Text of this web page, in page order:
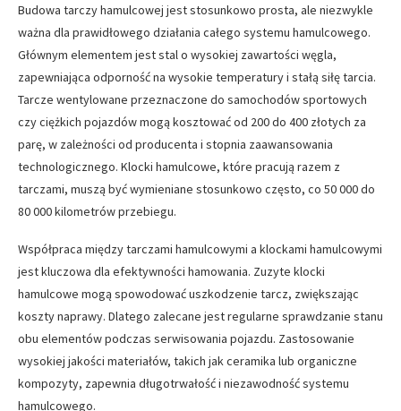
Budowa tarczy hamulcowej jest stosunkowo prosta, ale niezwykle
ważna dla prawidłowego działania całego systemu hamulcowego.
Głównym elementem jest stal o wysokiej zawartości węgla,
zapewniająca odporność na wysokie temperatury i stałą siłę tarcia.
Tarcze wentylowane przeznaczone do samochodów sportowych
czy ciężkich pojazdów mogą kosztować od 200 do 400 złotych za
parę, w zależności od producenta i stopnia zaawansowania
technologicznego. Klocki hamulcowe, które pracują razem z
tarczami, muszą być wymieniane stosunkowo często, co 50 000 do
80 000 kilometrów przebiegu.
Współpraca między tarczami hamulcowymi a klockami hamulcowymi
jest kluczowa dla efektywności hamowania. Zuzyte klocki
hamulcowe mogą spowodować uszkodzenie tarcz, zwiększając
koszty naprawy. Dlatego zalecane jest regularne sprawdzanie stanu
obu elementów podczas serwisowania pojazdu. Zastosowanie
wysokiej jakości materiałów, takich jak ceramika lub organiczne
kompozyty, zapewnia długotrwałość i niezawodność systemu
hamulcowego.